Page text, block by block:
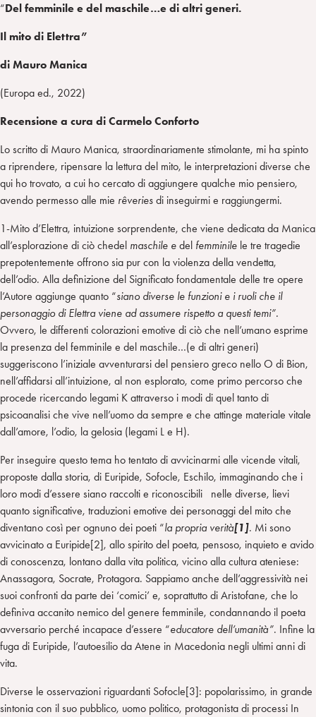
“Del femminile e del maschile…e di altri generi.
Il mito di Elettra”
di Mauro Manica
(Europa ed., 2022)
Recensione a cura di Carmelo Conforto
Lo scritto di Mauro Manica, straordinariamente stimolante, mi ha spinto
a riprendere, ripensare la lettura del mito, le interpretazioni diverse che
qui ho trovato, a cui ho cercato di aggiungere qualche mio pensiero,
avendo permesso alle mie rêveries di inseguirmi e raggiungermi.
1-Mito d’Elettra, intuizione sorprendente, che viene dedicata da Manica
all’esplorazione di ciò chedel maschile e del femminile le tre tragedie
prepotentemente offrono sia pur con la violenza della vendetta,
dell’odio. Alla definizione del Significato fondamentale delle tre opere
l’Autore aggiunge quanto “siano diverse le funzioni e i ruoli che il
personaggio di Elettra viene ad assumere rispetto a questi temi”.
Ovvero, le differenti colorazioni emotive di ciò che nell’umano esprime
la presenza del femminile e del maschile…(e di altri generi)
suggeriscono l’iniziale avventurarsi del pensiero greco nello O di Bion,
nell’affidarsi all’intuizione, al non esplorato, come primo percorso che
procede ricercando legami K attraverso i modi di quel tanto di
psicoanalisi che vive nell’uomo da sempre e che attinge materiale vitale
dall’amore, l’odio, la gelosia (legami L e H).
Per inseguire questo tema ho tentato di avvicinarmi alle vicende vitali,
proposte dalla storia, di Euripide, Sofocle, Eschilo, immaginando che i
loro modi d’essere siano raccolti e riconoscibili nelle diverse, lievi
quanto significative, traduzioni emotive dei personaggi del mito che
diventano così per ognuno dei poeti “la propria verità[1]. Mi sono
avvicinato a Euripide[2], allo spirito del poeta, pensoso, inquieto e avido
di conoscenza, lontano dalla vita politica, vicino alla cultura ateniese:
Anassagora, Socrate, Protagora. Sappiamo anche dell’aggressività nei
suoi confronti da parte dei ‘comici’ e, soprattutto di Aristofane, che lo
definiva accanito nemico del genere femminile, condannando il poeta
avversario perché incapace d’essere “educatore dell’umanità”. Infine la
fuga di Euripide, l’autoesilio da Atene in Macedonia negli ultimi anni di
vita.
Diverse le osservazioni riguardanti Sofocle[3]: popolarissimo, in grande
sintonia con il suo pubblico, uomo politico, protagonista di processi In